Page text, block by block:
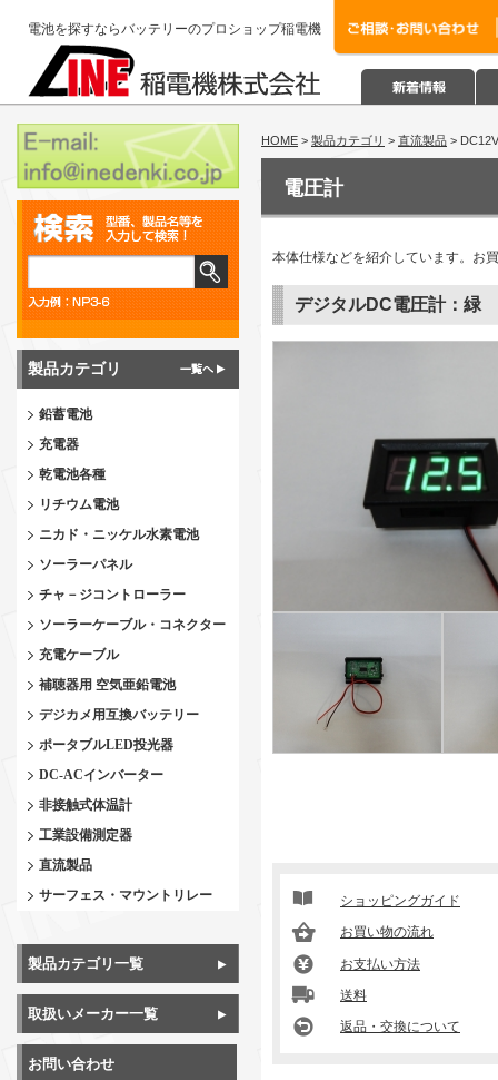
電池を探すならバッテリーのプロショップ稲電機
製品カテゴリ
鉛蓄電池
充電器
乾電池各種
リチウム電池
ニカド・ニッケル水素電池
ソーラーパネル
チャ－ジコントローラー
ソーラーケーブル・コネクター
充電ケーブル
補聴器用 空気亜鉛電池
デジカメ用互換バッテリー
ポータブルLED投光器
DC-ACインバーター
非接触式体温計
工業設備測定器
直流製品
サーフェス・マウントリレー
製品カテゴリ一覧
取扱いメーカー一覧
お問い合わせ
HOME > 製品カテゴリ > 直流製品 >
電圧計
本体仕様などを紹介しています。お
デジタルDC電圧計：緑
ショッピングガイド
お買い物の流れ
お支払い方法
送料
返品・交換について